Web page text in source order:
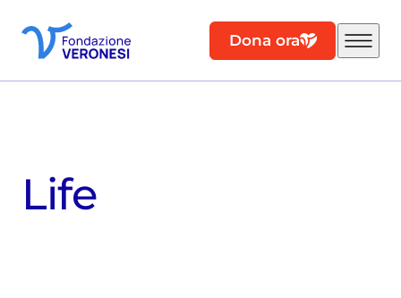
Dona ora
Life